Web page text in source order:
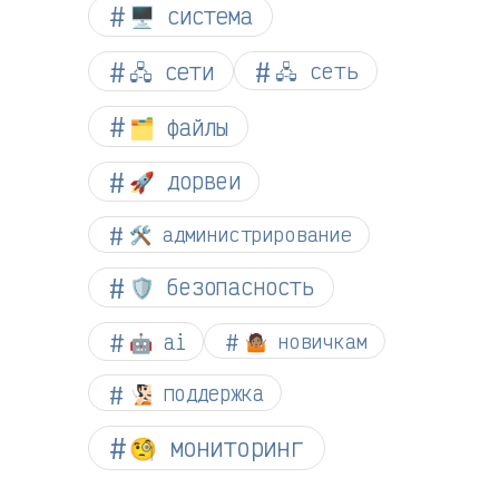
🖥️ система
🖧 сети
🖧 сеть
🗂️ файлы
🚀 дорвеи
🛠️ администрирование
🛡️ безопасность
🤖 ai 🤷🏽 новичкам
🧏🏻 поддержка
🧐 мониторинг